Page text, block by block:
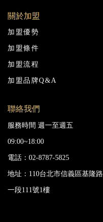
關於加盟
加盟優勢
加盟條件
加盟流程
加盟品牌Q&A
聯絡我們
服務時間 週一至週五
09:00~18:00
電話：02-8787-5825
地址：110台北市信義區基隆路
一段111號1樓